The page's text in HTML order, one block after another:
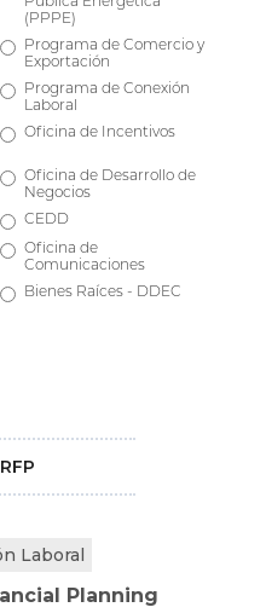
(PPPE)
Programa de Comercio y
Exportación
Programa de Conexión
Laboral
Oficina de Incentivos
Oficina de Desarrollo de
Negocios
CEDD
Oficina de
Comunicaciones
Bienes Raíces - DDEC
Laboral
Planning